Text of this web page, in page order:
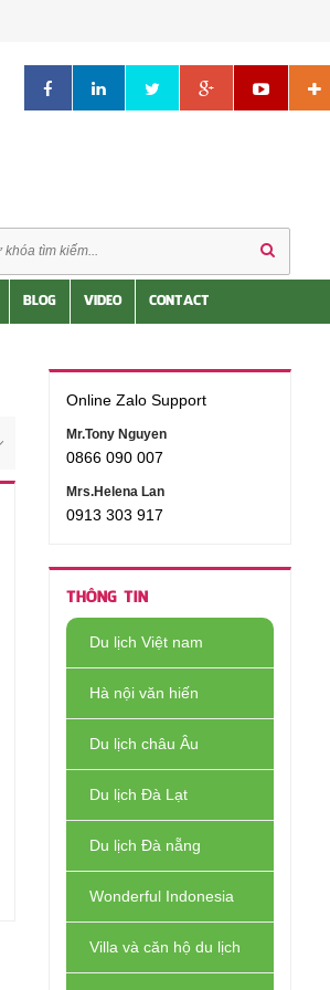
BLOG VIDEO CONTACT
Online Zalo Support
Mr.Tony Nguyen
0866 090 007
Mrs.Helena Lan
0913 303 917
THÔNG TIN
Du lịch Việt nam
Hà nội văn hiến
Du lịch châu Âu
Du lịch Đà Lạt
Du lịch Đà nẵng
Wonderful Indonesia
Villa và căn hộ du lịch